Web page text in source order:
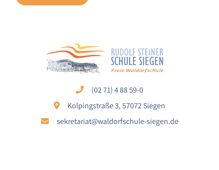
(02 71) 4 88 59-0
Kolpingstraße 3, 57072 Siegen
sekretariat@waldorfschule-siegen.de